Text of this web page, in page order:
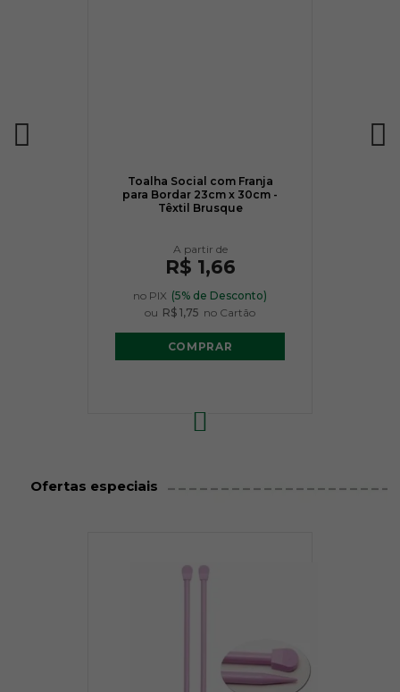
Toalha Social com Franja
para Bordar 23cm x 30cm -
Têxtil Brusque
R$ 1,66
no PIX (5% de Desconto)
ou R$ 1,75 no Cartão
COMPRAR
Ofertas especiais